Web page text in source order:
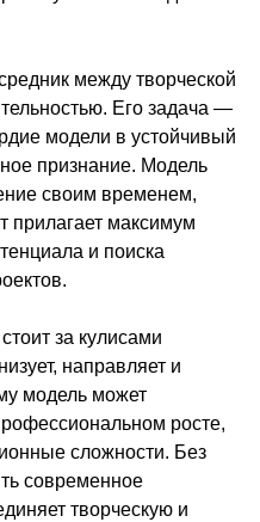
между творческой
Его задача —
модели в устойчивый
признание. Модель
своим временем,
прилагает максимум
и поиска
за кулисами
направляет и
модель может
росте,
сложности. Без
современное
творческую и